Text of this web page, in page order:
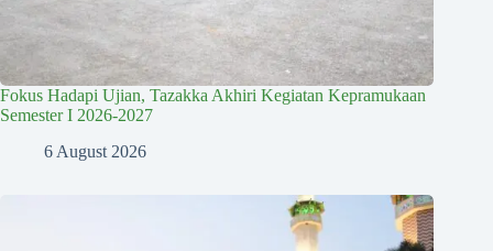
Fokus Hadapi Ujian, Tazakka Akhiri Kegiatan Kepramukaan
Semester I 2026-2027
6 August 2026